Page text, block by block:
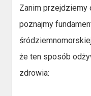
Zanim przejdziemy
poznajmy
że ten sposób
zdrowia: